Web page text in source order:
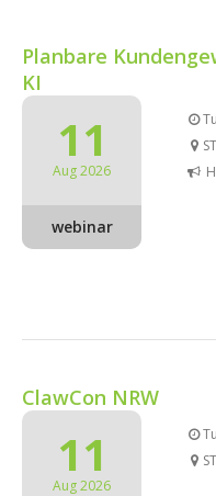
Planbare
KI
11
Aug 2026
webinar
ClawCon NRW
11
Aug 2026